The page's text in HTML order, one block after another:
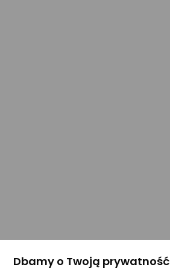
Dbamy o Twoją prywatność